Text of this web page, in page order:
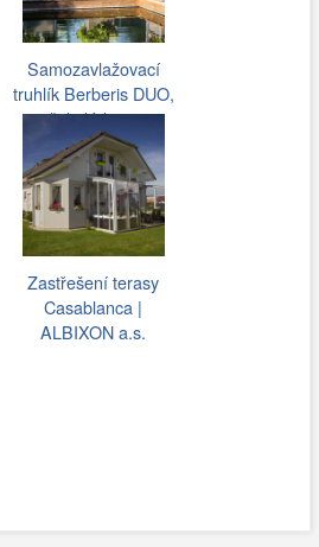
Samozavlažovací
truhlík Berberis DUO,
čokoláda,…
Zastřešení terasy
Casablanca |
ALBIXON a.s.